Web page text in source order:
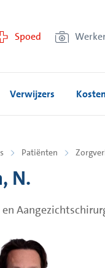
Spoed
Verwijzers
Patiënten
N.
en